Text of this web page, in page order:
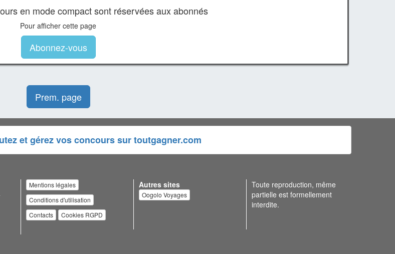
en mode compact sont réservées aux abonnés
Pour afficher cette page
Abonnez-vous
Prem. page
et gérez vos concours sur toutgagner.com
Mentions légales
Conditions d'utilisation
Contacts
Cookies RGPD
Autres sites
Oogolo Voyages
Toute reproduction, même
partielle est formellement
interdite.